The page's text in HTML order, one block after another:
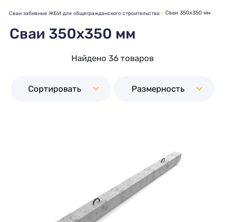
Сваи забивные ЖБИ для общегражданского строительства Сваи 350х350 мм
Сваи 350х350 мм
Найдено 36 товаров
Сортировать Размерность